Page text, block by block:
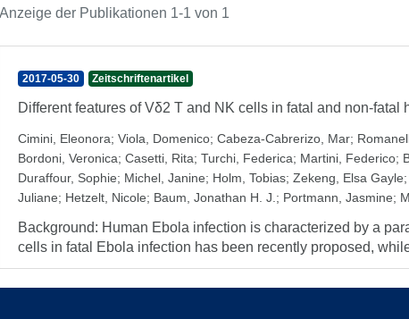
Anzeige der Publikationen 1-1 von 1
2017-05-30 Zeitschriftenartikel
Different features of Vδ2 T and NK cells in fatal and non-fatal
Cimini, Eleonora; Viola, Domenico; Cabeza-Cabrerizo, Mar;
Bordoni, Veronica; Casetti, Rita; Turchi, Federica; Martini, Federico;
Duraffour, Sophie; Michel, Janine; Holm, Tobias; Zekeng, Elsa Gayle;
Juliane; Hetzelt, Nicole; Baum, Jonathan H. J. ; Portmann, Jasmine;
Background: Human Ebola infection is characterized by a
cells in fatal Ebola infection has been recently proposed,